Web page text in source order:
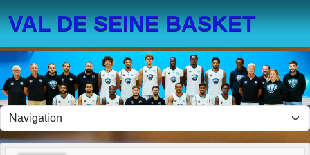
VAL DE SEINE BASKET